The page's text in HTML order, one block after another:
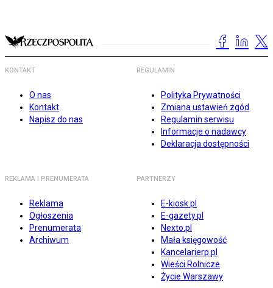
KONTAKT
O nas
Kontakt
Napisz do nas
REGULAMIN
Polityka Prywatności
Zmiana ustawień zgód
Regulamin serwisu
Informacje o nadawcy
Deklaracja dostępności
REKLAMA I PRENUMERATA
Reklama
Ogłoszenia
Prenumerata
Archiwum
PARTNERZY
E-kiosk.pl
E-gazety.pl
Nexto.pl
Mała księgowość
Kancelarierp.pl
Wieści Rolnicze
Życie Warszawy